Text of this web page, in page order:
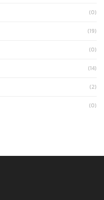
(0)
(19)
(0)
(14)
(2)
(0)